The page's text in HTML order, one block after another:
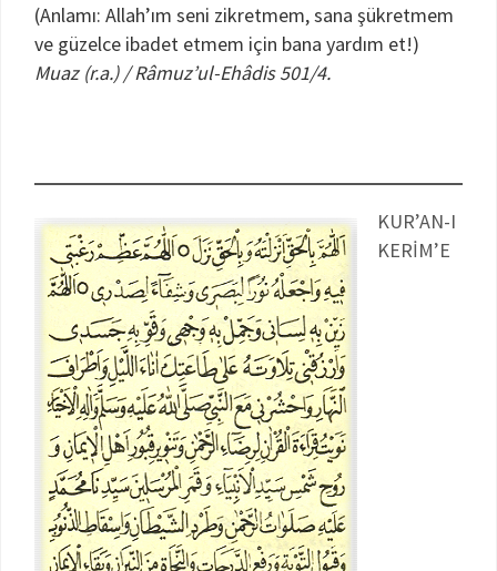
(Anlamı: Allah’ım seni zikretmem, sana şükretmem
ve güzelce ibadet etmem için bana yardım et!)
Muaz (r.a.) / Râmuz’ul-Ehâdis 501/4.
KUR’AN-I
KERİM’E